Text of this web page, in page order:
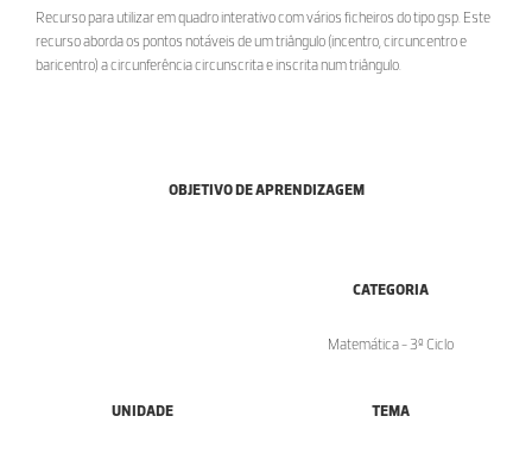
Recurso para utilizar em quadro interativo com vários ficheiros do tipo gsp. Este
recurso aborda os pontos notáveis de um triângulo (incentro, circuncentro e
baricentro) a circunferência circunscrita e inscrita num triângulo.
OBJETIVO DE APRENDIZAGEM
CATEGORIA
Matemática - 3º Ciclo
UNIDADE TEMA